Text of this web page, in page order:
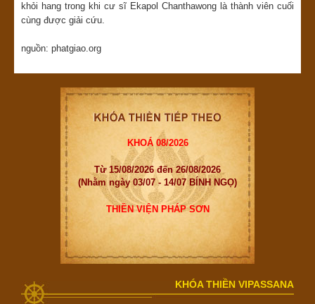
khỏi hang trong khi cư sĩ Ekapol Chanthawong là thành viên cuối
cùng được giải cứu.
nguồn: phatgiao.org
KHOÁ 08/2026
Từ 15/08/2026 đến 26/08/2026
(Nhằm ngày 03/07 - 14/07 BÍNH NGỌ)
THIỀN VIỆN PHÁP SƠN
KHÓA THIỀN VIPASSANA